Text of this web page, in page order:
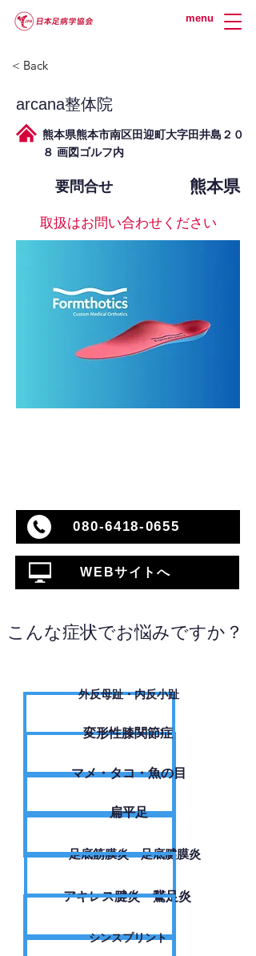
menu
< Back
arcana整体院
熊本県熊本市南区田迎町大字田井島２０
８ 画図ゴルフ内
要問合せ 熊本県
取扱はお問い合わせください
080-6418-0655
WEBサイトへ
こんな症状でお悩みですか？
外反母趾・内反小趾
変形性膝関節症
​マメ・タコ・魚の目
扁平足
足底筋膜炎・足底腱膜炎
アキレス腱炎・鵞足炎
シンスプリント